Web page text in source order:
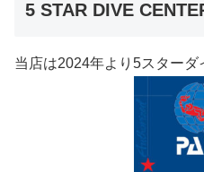
5 STAR DIVE
当店は2024年より5スターダ